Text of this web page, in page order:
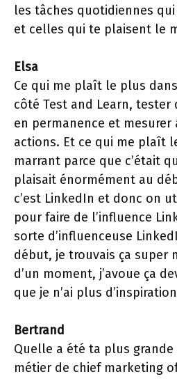
les tâches quotidiennes
et celles qui te plaisent le
Elsa
Ce qui me plaît le plus
côté Test and Learn, tester
en permanence et mesurer
actions. Et ce qui me plaît
marrant parce que c’était
plaisait énormément au
c’est LinkedIn et donc on
pour faire de l’influence
sorte d’influenceuse
début, je trouvais ça super
d’un moment, j’avoue ça
que je n’ai plus
Bertrand
Quelle a été ta plus
métier de chief marketing